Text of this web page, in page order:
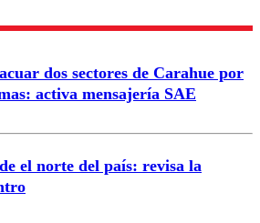
Enviar comentario
dos sectores de Carahue por
activa mensajería SAE
el norte del país: revisa la